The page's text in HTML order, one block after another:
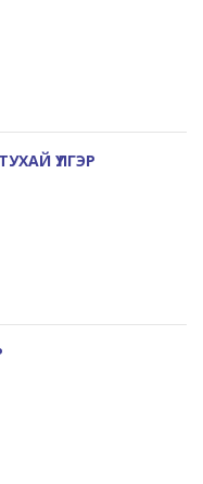
ҮЛГЭР